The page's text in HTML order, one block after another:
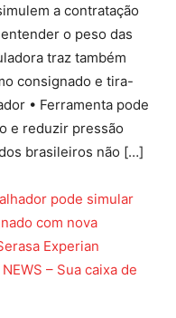
a contratação
o peso das
traz também
consignado e tira-
• Ferramenta pode
e reduzir pressão
brasileiros não […]
pode simular
com nova
Experian
NEWS – Sua caixa de